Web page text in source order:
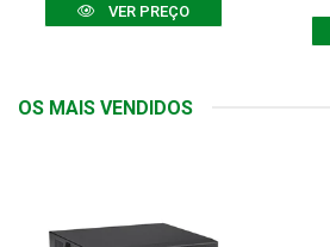
VER PREÇO
OS MAIS VENDIDOS